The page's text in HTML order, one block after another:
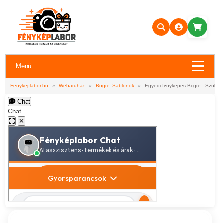
Menü
Fényképlabor.hu » Webáruház » Bögre- Sablonok » Egyedi fényképes Bögre -
Chat
Chat
✕